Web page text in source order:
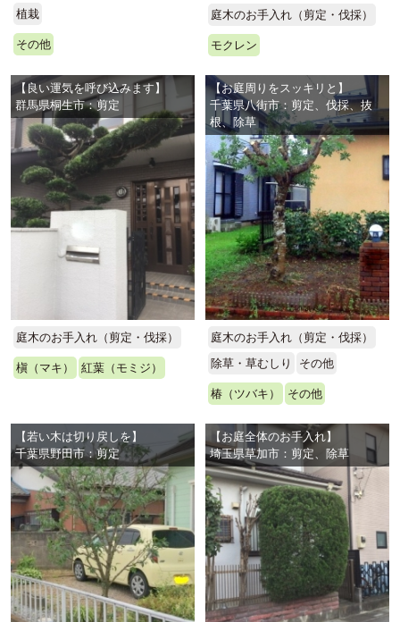
植栽
その他
庭木のお手入れ（剪定・伐採）
モクレン
【良い運気を呼び込みます】
群馬県桐生市：剪定
庭木のお手入れ（剪定・伐採）
槇（マキ） 紅葉（モミジ）
【お庭周りをスッキリと】
千葉県八街市：剪定、伐採、抜
根、除草
庭木のお手入れ（剪定・伐採）
除草・草むしり
その他
椿（ツバキ） その他
【若い木は切り戻しを】
千葉県野田市：剪定
【お庭全体のお手入れ】
埼玉県草加市：剪定、除草